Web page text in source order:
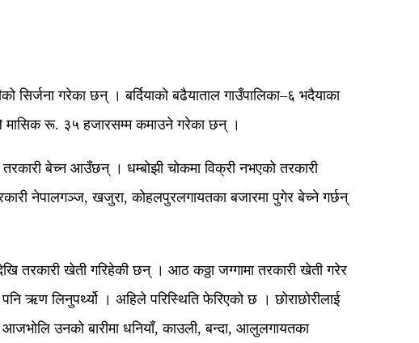
गरेका छन् । बर्दियाको बढैयाताल गाउँपालिका–६ भदैयाका
मासिक रू. ३५ हजारसम्म कमाउने गरेका छन् ।
बेच्न आउँछन् । धम्बोझी चोकमा विक्री नभएको तरकारी
नेपालगञ्ज, खजुरा, कोहलपुरलगायतका बजारमा पुगेर बेच्ने गर्छन्
तरकारी खेती गरिहेकी छन् । आठ कठ्ठा जग्गामा तरकारी खेती गरेर
ऋण लिनुपर्थ्यो । अहिले परिस्थिति फेरिएको छ । छोराछोरीलाई
उनको बारीमा धनियाँ, काउली, बन्दा, आलुलगायतका